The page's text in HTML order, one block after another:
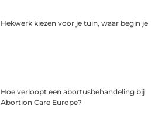
Hekwerk kiezen voor je tuin, waar begin je
Hoe verloopt een abortusbehandeling bij
Abortion Care Europe?